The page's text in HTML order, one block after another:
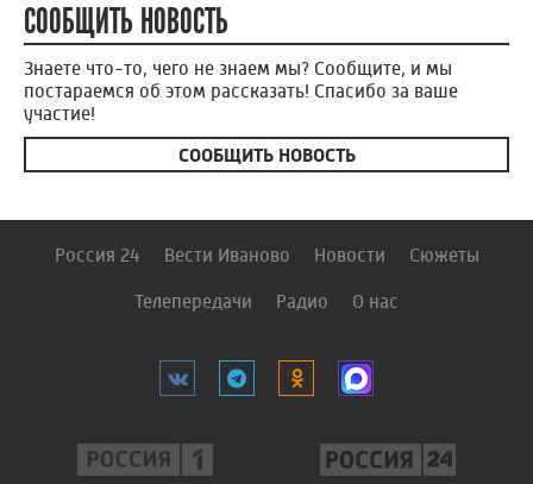
СООБЩИТЬ НОВОСТЬ
Знаете что-то, чего не знаем мы? Сообщите, и мы
постараемся об этом рассказать! Спасибо за ваше
участие!
СООБЩИТЬ НОВОСТЬ
Россия 24 Вести Иваново Новости Сюжеты
Телепередачи Радио О нас